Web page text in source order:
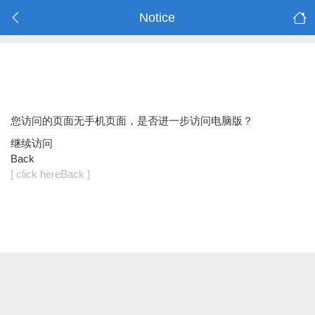
Notice
您访问的页面无手机页面，是否进一步访问电脑版？
继续访问
Back
[ click hereBack ]